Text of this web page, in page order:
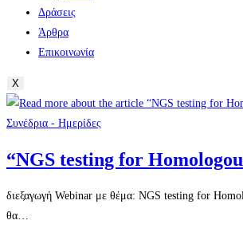
Δράσεις
Άρθρα
Επικοινωνία
X
Συνέδρια - Ημερίδες
“NGS testing for
διεξαγωγή Webinar με θέμα: NGS testing for
θα…